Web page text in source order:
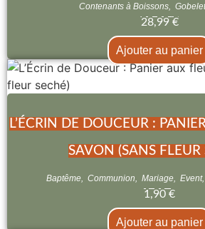
Contenants à Boissons,
28,99 €
Ajouter au panier
L’ÉCRIN DE DOUCEUR :
SAVON (SANS FLEUR
Baptême, Communion, Mariage, Event,
1,90 €
Ajouter au panier